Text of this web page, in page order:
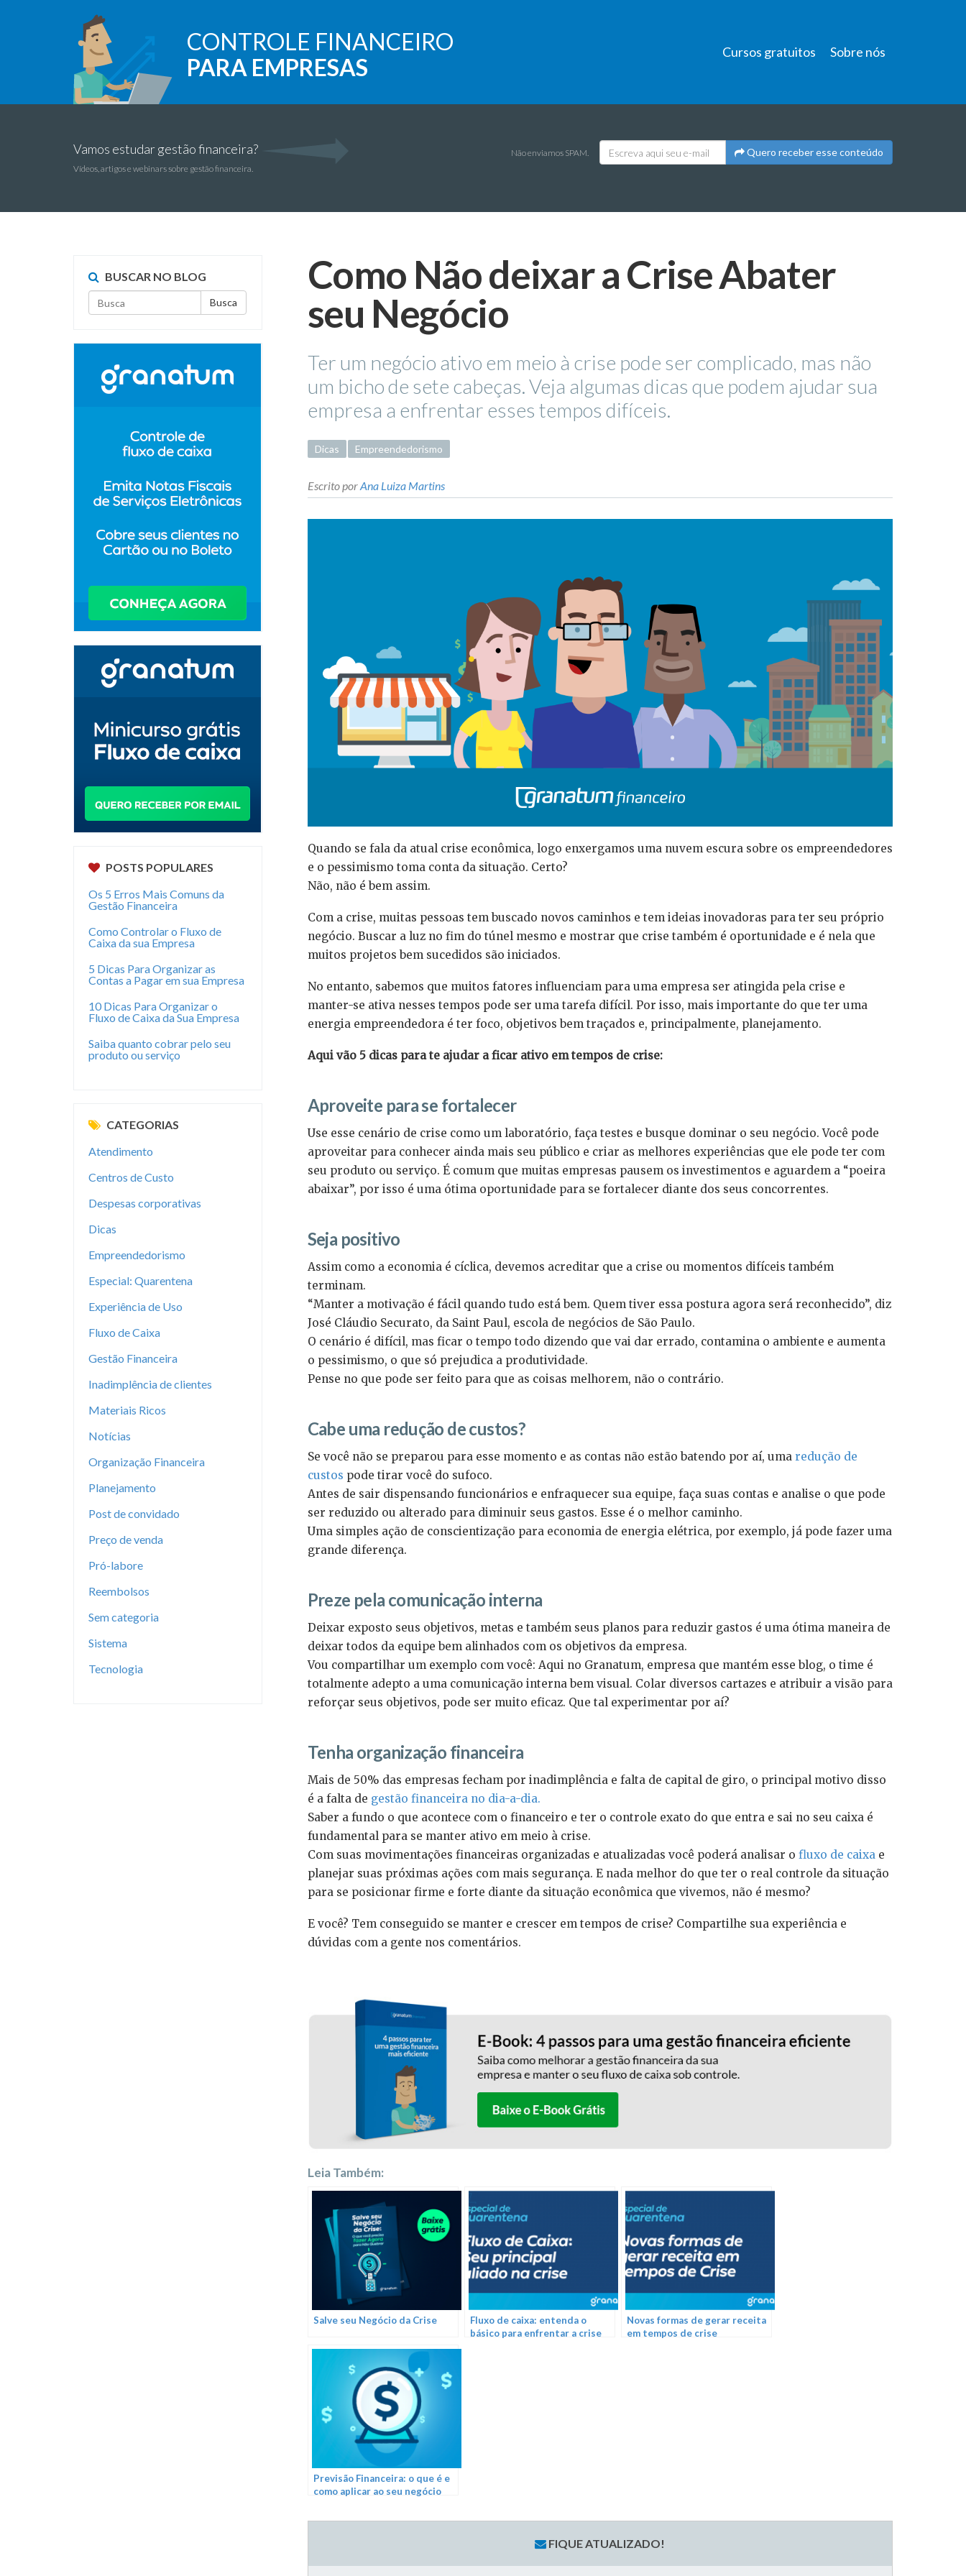
CONTROLE FINANCEIRO
PARA EMPRESAS
Cursos gratuitos Sobre nós
Vamos estudar gestão financeira?
Vídeos, artigos e webinars sobre gestão financeira.
Não enviamos SPAM. Quero receber esse conteúdo
Como Não deixar a Crise Abater
seu Negócio
Ter um negócio ativo em meio à crise pode ser complicado, mas não
um bicho de sete cabeças. Veja algumas dicas que podem ajudar sua
empresa a enfrentar esses tempos difíceis.
Dicas Empreendedorismo
Escrito porAna Luiza Martins
Quando se fala da atual crise econômica, logo enxergamos uma nuvem escura sobre os empreendedores
e o pessimismo toma conta da situação. Certo?
Não, não é bem assim.
Com a crise, muitas pessoas tem buscado novos caminhos e tem ideias inovadoras para ter seu próprio
negócio. Buscar a luz no fim do túnel mesmo e mostrar que crise também é oportunidade e é nela que
muitos projetos bem sucedidos são iniciados.
No entanto, sabemos que muitos fatores influenciam para uma empresa ser atingida pela crise e
manter-se ativa nesses tempos pode ser uma tarefa difícil. Por isso, mais importante do que ter uma
energia empreendedora é ter foco, objetivos bem traçados e, principalmente, planejamento.
Aqui vão 5 dicas para te ajudar a ficar ativo em tempos de crise:
Aproveite para se fortalecer
Use esse cenário de crise como um laboratório, faça testes e busque dominar o seu negócio. Você pode
aproveitar para conhecer ainda mais seu público e criar as melhores experiências que ele pode ter com
seu produto ou serviço. É comum que muitas empresas pausem os investimentos e aguardem a “poeira
abaixar”, por isso é uma ótima oportunidade para se fortalecer diante dos seus concorrentes.
Seja positivo
Assim como a economia é cíclica, devemos acreditar que a crise ou momentos difíceis também
terminam.
“Manter a motivação é fácil quando tudo está bem. Quem tiver essa postura agora será reconhecido”, diz
José Cláudio Securato, da Saint Paul, escola de negócios de São Paulo.
O cenário é difícil, mas ficar o tempo todo dizendo que vai dar errado, contamina o ambiente e aumenta
o pessimismo, o que só prejudica a produtividade.
Pense no que pode ser feito para que as coisas melhorem, não o contrário.
Cabe uma redução de custos?
Se você não se preparou para esse momento e as contas não estão batendo por aí, uma redução de
custos pode tirar você do sufoco.
Antes de sair dispensando funcionários e enfraquecer sua equipe, faça suas contas e analise o que pode
ser reduzido ou alterado para diminuir seus gastos. Esse é o melhor caminho.
Uma simples ação de conscientização para economia de energia elétrica, por exemplo, já pode fazer uma
grande diferença.
Preze pela comunicação interna
Deixar exposto seus objetivos, metas e também seus planos para reduzir gastos é uma ótima maneira de
deixar todos da equipe bem alinhados com os objetivos da empresa.
Vou compartilhar um exemplo com você: Aqui no Granatum, empresa que mantém esse blog, o time é
totalmente adepto a uma comunicação interna bem visual. Colar diversos cartazes e atribuir a visão para
reforçar seus objetivos, pode ser muito eficaz. Que tal experimentar por aí?
Tenha organização financeira
Mais de 50% das empresas fecham por inadimplência e falta de capital de giro, o principal motivo disso
é a falta de gestão financeira no dia-a-dia.
Saber a fundo o que acontece com o financeiro e ter o controle exato do que entra e sai no seu caixa é
fundamental para se manter ativo em meio à crise.
Com suas movimentações financeiras organizadas e atualizadas você poderá analisar o fluxo de caixa e
planejar suas próximas ações com mais segurança. E nada melhor do que ter o real controle da situação
para se posicionar firme e forte diante da situação econômica que vivemos, não é mesmo?
E você? Tem conseguido se manter e crescer em tempos de crise? Compartilhe sua experiência e
dúvidas com a gente nos comentários.
Leia Também:
Salve seu Negócio da Crise
Fluxo de caixa: entenda o
básico para enfrentar a crise
Novas formas de gerar receita
em tempos de crise
Previsão Financeira: o que é e
como aplicar ao seu negócio
FIQUE ATUALIZADO!
BUSCAR NO BLOG
Busca
POSTS POPULARES
Os 5 Erros Mais Comuns da
Gestão Financeira
Como Controlar o Fluxo de
Caixa da sua Empresa
5 Dicas Para Organizar as
Contas a Pagar em sua Empresa
10 Dicas Para Organizar o
Fluxo de Caixa da Sua Empresa
Saiba quanto cobrar pelo seu
produto ou serviço
CATEGORIAS
Atendimento
Centros de Custo
Despesas corporativas
Dicas
Empreendedorismo
Especial: Quarentena
Experiência de Uso
Fluxo de Caixa
Gestão Financeira
Inadimplência de clientes
Materiais Ricos
Notícias
Organização Financeira
Planejamento
Post de convidado
Preço de venda
Pró-labore
Reembolsos
Sem categoria
Sistema
Tecnologia